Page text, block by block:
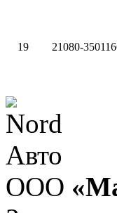
19 21080-
ООО